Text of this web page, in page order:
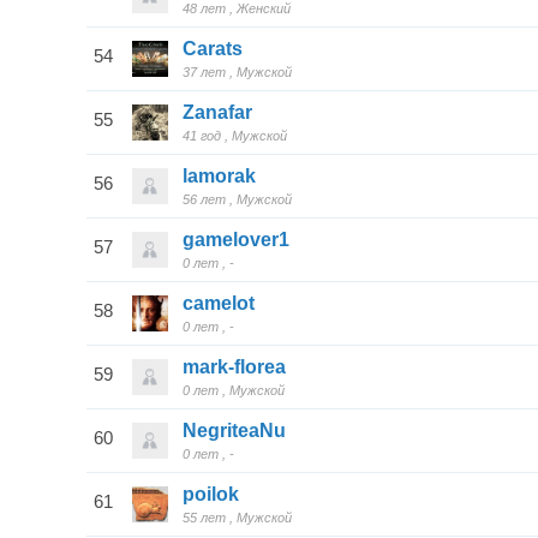
48 лет Женский
54 Carats
37 лет Мужской
55 Zanafar
41 год Мужской
56 lamorak
56 лет Мужской
57 gamelover1
0 лет -
58 camelot
0 лет -
59 mark-florea
0 лет Мужской
60 NegriteaNu
0 лет -
61 poilok
55 лет Мужской